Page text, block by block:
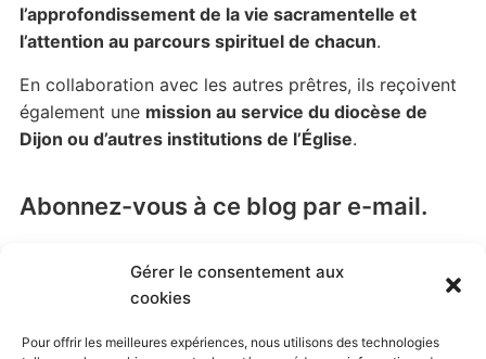
Gérer le consentement aux
cookies
Pour offrir les meilleures expériences, nous utilisons des technologies
l’approfondissement de la vie sacramentelle et
l’attention au parcours spirituel de chacun.
En collaboration avec les autres prêtres, ils reçoivent
également une mission au service du diocèse de
Dijon ou d’autres institutions de l’Église.
Abonnez-vous à ce blog par e-mail.
ce blog et recevoir une notification de chaque nouvel
article par email.
Adresse